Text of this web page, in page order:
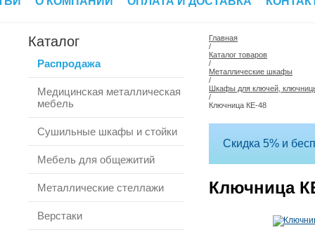
Каталог
Распродажа
Медицинская металлическая
мебель
Сушильные шкафы и стойки
Мебель для общежитий
Металлические стеллажи
Верстаки
Главная
/
Каталог товаров
/
Металлические шкафы
/
Шкафы для ключей,
/
Ключница КE-48
Скидка 5% и
Ключница